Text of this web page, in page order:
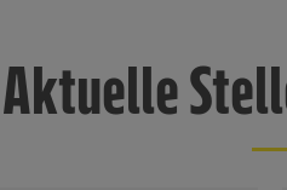
Aktuelle